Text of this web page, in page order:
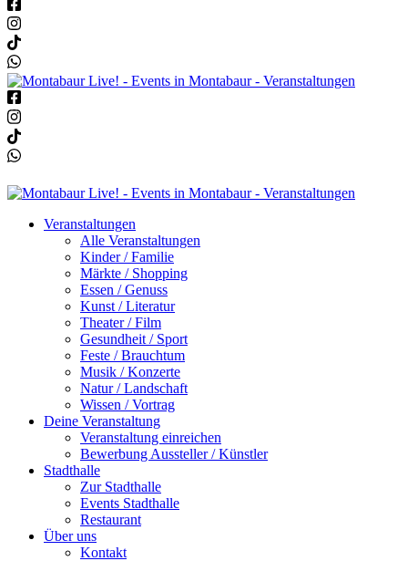
Veranstaltungen
Alle Veranstaltungen
Kinder / Familie
Märkte / Shopping
Essen / Genuss
Kunst / Literatur
Theater / Film
Gesundheit / Sport
Feste / Brauchtum
Musik / Konzerte
Natur / Landschaft
Wissen / Vortrag
Deine Veranstaltung
Veranstaltung einreichen
Bewerbung Aussteller / Künstler
Stadthalle
Zur Stadthalle
Events Stadthalle
Restaurant
Über uns
Kontakt